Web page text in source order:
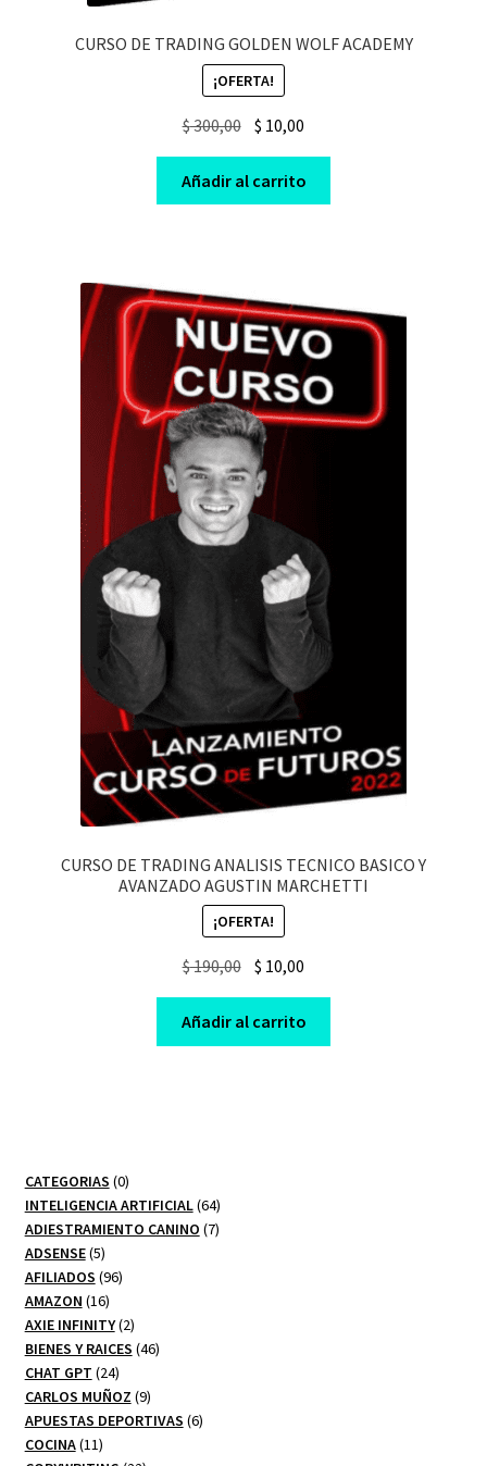
CURSO DE TRADING GOLDEN WOLF ACADEMY
¡OFERTA!
$300,00 Original
was:
$ 300,00.
$ 10,00
is:
$ 10,00.
Añadir al carrito
CURSO DE TRADING ANALISIS TECNICO BASICO Y
AVANZADO AGUSTIN MARCHETTI
¡OFERTA!
$190,00 Original
price
was:
$ 190,00.
$ 10,00
price
is:
$ 10,00.
Añadir al carrito
CATEGORIAS 00
productos
INTELIGENCIA ARTIFICIAL 6464
productos
ADIESTRAMIENTO CANINO 77
ADSENSE 55
productos
AFILIADOS 9696
AMAZON 1616
productos
AXIE INFINITY 22
productos
BIENES Y RAICES 4646
CHAT GPT 2424
productos
CARLOS MUÑOZ 99
productos
APUESTAS DEPORTIVAS 66
COCINA 1111